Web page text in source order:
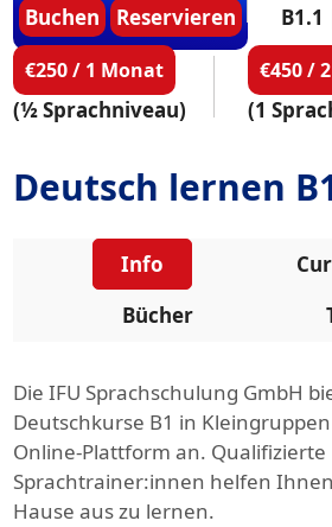
Buchen Reservieren B1.1
€250 / 1 Monat
(½ Sprachniveau)
€450 /
(1
Deutsch lernen
Info
Bücher
Die IFU Sprachschulung GmbH
Deutschkurse B1 in
Online-Plattform an. Qualifizierte
Sprachtrainer:innen helfen
Hause aus zu lernen.